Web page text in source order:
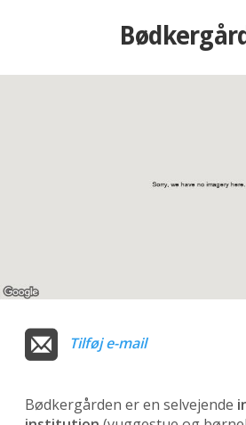
Tilføj e-mail
Bødkergården er en selvejende